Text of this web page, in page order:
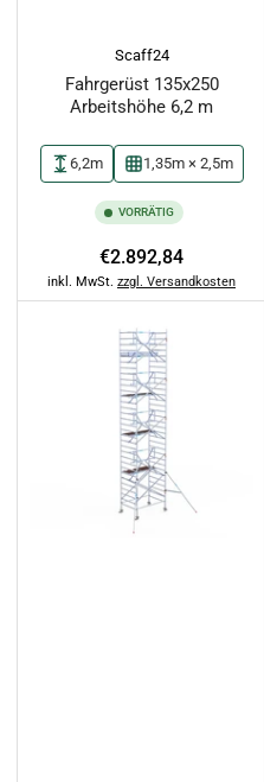
Scaff24
Fahrgerüst 135x250
Arbeitshöhe 6,2 m
6,2m 1,35m × 2,5m
VORRÄTIG
Normaler
Preis
€2.892,84
inkl. MwSt. zzgl. Versandkosten